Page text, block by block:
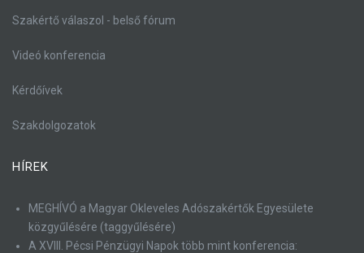
Szakértő válaszol - belső fórum
Videó konferencia
Kérdőívek
Szakdolgozatok
HÍREK
MEGHÍVÓ a Magyar Okleveles Adószakértők Egyesülete
közgyűlésére (taggyűlésére)
A XVIII. Pécsi Pénzügyi Napok több mint konferencia: